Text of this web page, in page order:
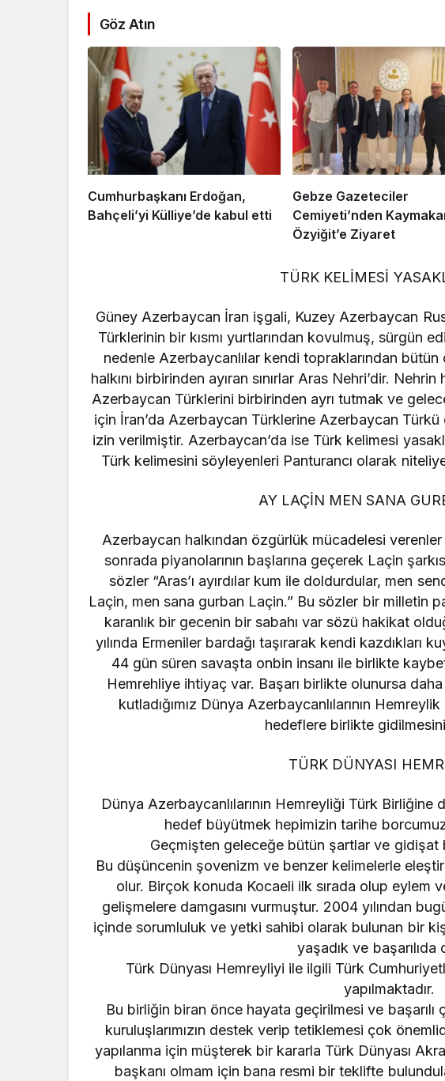
Göz Atın
Cumhurbaşkanı Erdoğan,
Bahçeli’yi Külliye’de kabul etti
Gebze Gazeteciler
Cemiyeti’nden
Özyiğit’e Ziyaret
TÜRK KELİMESİ
Güney Azerbaycan İran işgali, Kuzey Azerbaycan
Türklerinin bir kısmı yurtlarından kovulmuş, sürgün
nedenle Azerbaycanlılar kendi topraklarından bütün
halkını birbirinden ayıran sınırlar Aras Nehri’dir.
Azerbaycan Türklerini birbirinden ayrı tutmak ve
için İran’da Azerbaycan Türklerine Azerbaycan
izin verilmiştir. Azerbaycan’da ise Türk kelimesi
Türk kelimesini söyleyenleri Panturancı olarak
AY LAÇİN MEN SANA
Azerbaycan halkından özgürlük mücadelesi
sonrada piyanolarının başlarına geçerek Laçin
sözler “Aras’ı ayırdılar kum ile doldurdular, men
Laçin, men sana gurban Laçin.” Bu sözler bir milletin
karanlık bir gecenin bir sabahı var sözü hakikat
yılında Ermeniler bardağı taşırarak kendi kazdıkları
44 gün süren savaşta onbin insanı ile birlikte
Hemrehliye ihtiyaç var. Başarı birlikte olunursa daha
kutladığımız Dünya Azerbaycanlılarının
hedeflere birlikte
TÜRK DÜNYASI
Dünya Azerbaycanlılarının Hemreyliği Türk
hedef büyütmek hepimizin tarihe
Geçmişten geleceğe bütün şartlar ve gidişat
Bu düşüncenin şovenizm ve benzer kelimelerle
olur. Birçok konuda Kocaeli ilk sırada olup eylem
gelişmelere damgasını vurmuştur. 2004 yılından
içinde sorumluluk ve yetki sahibi olarak bulunan bir
yaşadık ve başarılıda
Türk Dünyası Hemreyliyi ile ilgili Türk
yapılmaktadır.
Bu birliğin biran önce hayata geçirilmesi ve başarılı
kuruluşlarımızın destek verip tetiklemesi çok
yapılanma için müşterek bir kararla Türk Dünyası
başkanı olmam için bana resmi bir teklifte